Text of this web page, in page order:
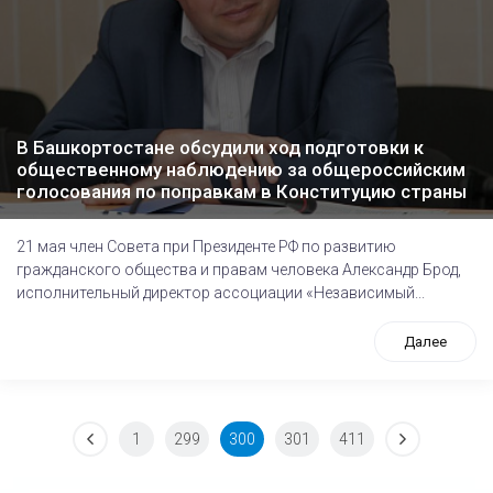
В Башкортостане обсудили ход подготовки к
общественному наблюдению за общероссийским
голосования по поправкам в Конституцию страны
21 мая член Совета при Президенте РФ по развитию
гражданского общества и правам человека Александр Брод,
исполнительный директор ассоциации «Независимый...
Далее
1 299 300 301 411